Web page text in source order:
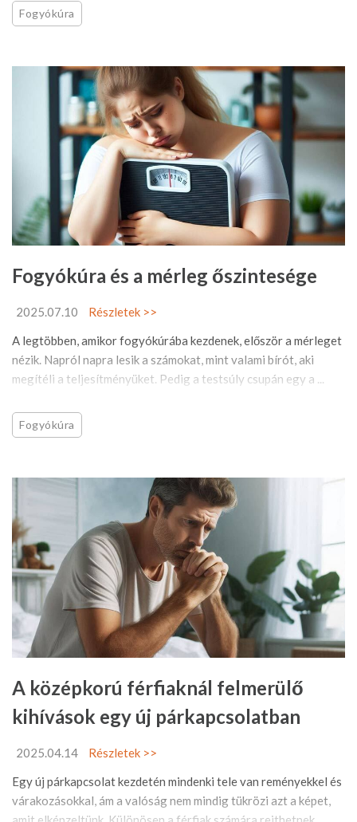
Fogyókúra
Fogyókúra és a mérleg őszintesége
2025.07.10
Részletek >>
A legtöbben, amikor fogyókúrába kezdenek, először a mérleget
nézik. Napról napra lesik a számokat, mint valami bírót, aki
megítéli a teljesítményüket. Pedig a testsúly csupán egy a ...
Fogyókúra
A középkorú férfiaknál felmerülő
kihívások egy új párkapcsolatban
2025.04.14
Részletek >>
Egy új párkapcsolat kezdetén mindenki tele van reményekkel és
várakozásokkal, ám a valóság nem mindig tükrözi azt a képet,